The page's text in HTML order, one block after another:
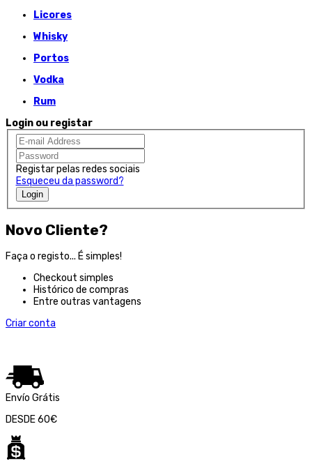
Licores
Whisky
Portos
Vodka
Rum
Login ou registar
Registar pelas redes sociais
Esqueceu da password?
Login
Novo Cliente?
Faça o registo... É simples!
Checkout simples
Histórico de compras
Entre outras vantagens
Criar conta
Envío Grátis
DESDE 60€